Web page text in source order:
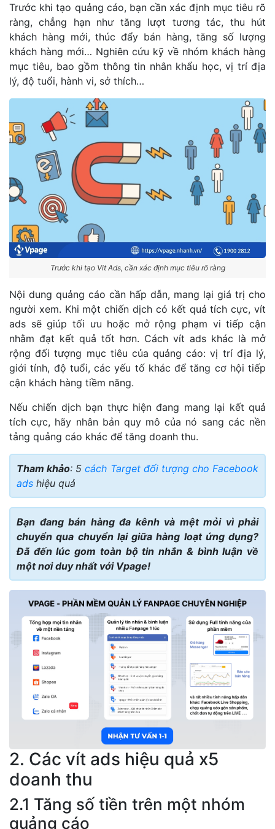
Trước khi tạo quảng cáo, bạn cần xác định mục tiêu rõ
ràng, chẳng hạn như tăng lượt tương tác, thu hút
khách hàng mới, thúc đẩy bán hàng, tăng số lượng
khách hàng mới… Nghiên cứu kỹ về nhóm khách hàng
mục tiêu, bao gồm thông tin nhân khẩu học, vị trí địa
lý, độ tuổi, hành vi, sở thích…
Trước khi tạo Vit Ads, cần xác định mục tiêu rõ ràng
Nội dung quảng cáo cần hấp dẫn, mang lại giá trị cho
người xem. Khi một chiến dịch có kết quả tích cực, vít
ads sẽ giúp tối ưu hoặc mở rộng phạm vi tiếp cận
nhằm đạt kết quả tốt hơn. Cách vít ads khác là mở
rộng đối tượng mục tiêu của quảng cáo: vị trí địa lý,
giới tính, độ tuổi, các yếu tố khác để tăng cơ hội tiếp
cận khách hàng tiềm năng.
Nếu chiến dịch bạn thực hiện đang mang lại kết quả
tích cực, hãy nhân bản quy mô của nó sang các nền
tảng quảng cáo khác để tăng doanh thu.
Tham khảo: 5cách Target đối tượng cho Facebook
ads hiệu quả
Bạn đang bán hàng đa kênh và mệt mỏi vì phải
chuyển qua chuyển lại giữa hàng loạt ứng dụng?
Đã đến lúc gom toàn bộ tin nhắn & bình luận về
một nơi duy nhất với Vpage!
2. Các vít ads hiệu quả x5
doanh thu
2.1 Tăng số tiền trên một nhóm
quảng cáo